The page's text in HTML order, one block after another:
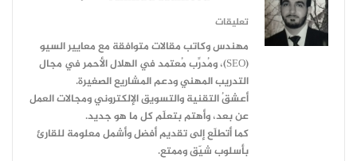
تعليقات
مهندس وكاتب مقالات متوافقة مع معايير السيو
(SEO)، ومُدرِّب مُعتمد في الهلال الأحمر في مجال
التدريب المهني ودعم المشاريع الصغيرة.
أعشقُ التقنية والتسويق الإلكتروني ومجالات العمل
عن بعد، وأهتم بتعلّم كل ما هو جديد.
كما أتطلّع إلى تقديم أفضل وأشمل معلومة للقارئ
بأسلوب شيّق وممتع.